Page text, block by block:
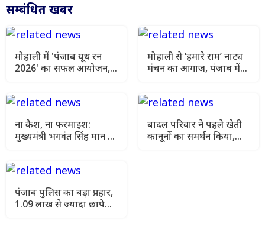
सम्बंधित खबर
मोहाली में 'पंजाब यूथ रन
2026' का सफल आयोजन,
मोहाली से ‘हमारे राम’ नाट्य
मंचन का आगाज, पंजाब में
ना कैश, ना फरमाइश:
मुख्यमंत्री भगवंत सिंह मान ने
पत्र
बादल परिवार ने पहले खेती
कानूनों का समर्थन किया,
पंजाब पुलिस का बड़ा प्रहार,
1.09 लाख से ज्यादा छापे